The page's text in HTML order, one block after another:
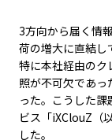
3方向から届く情
荷の増大に直結し
特に本社経由のク
照が不可欠であ
った。こうした
ビス「iXClouZ（
した。